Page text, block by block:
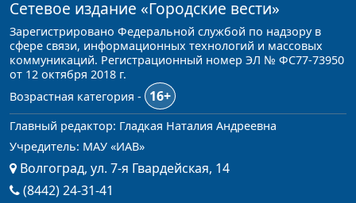
Сетевое издание «Городские вести»
Зарегистрировано Федеральной службой по надзору в
сфере связи, информационных технологий и массовых
коммуникаций. Регистрационный номер ЭЛ № ФС77-73950
от 12 октября 2018 г.
Возрастная категория -
16+
Главный редактор: Гладкая Наталия Андреевна
Учредитель: МАУ «ИАВ»
Волгоград, ул. 7-я Гвардейская, 14
(8442) 24-31-41